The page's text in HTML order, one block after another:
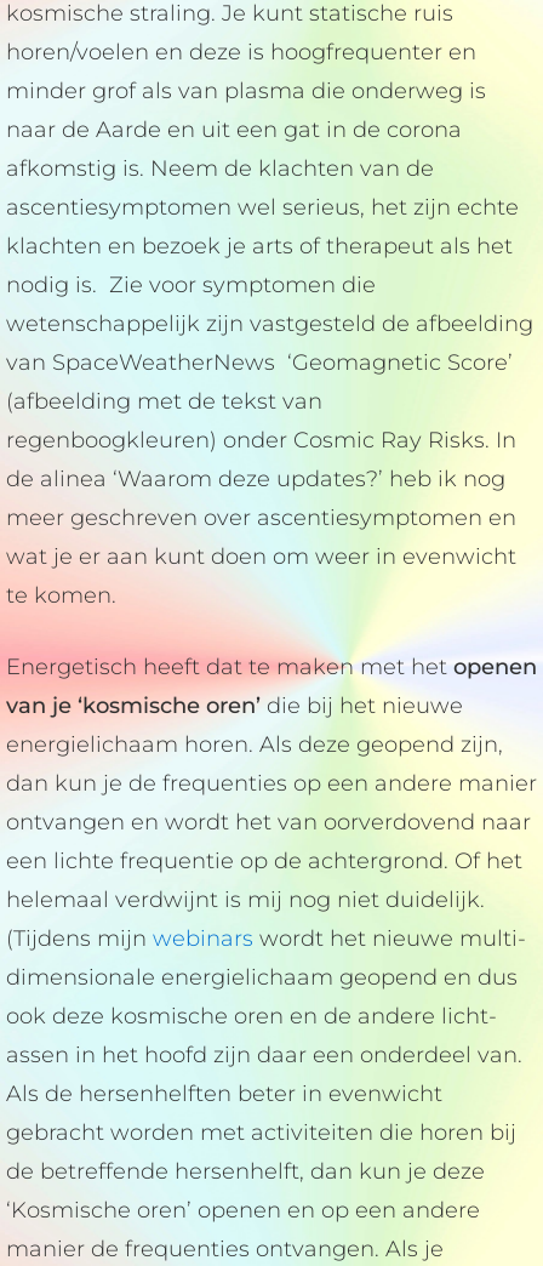
kosmische straling. Je kunt statische ruis
horen/voelen en deze is hoogfrequenter en
minder grof als van plasma die onderweg is
naar de Aarde en uit een gat in de corona
afkomstig is. Neem de klachten van de
ascentiesymptomen wel serieus, het zijn echte
klachten en bezoek je arts of therapeut als het
nodig is. Zie voor symptomen die
wetenschappelijk zijn vastgesteld de afbeelding
van SpaceWeatherNews ‘Geomagnetic Score’
(afbeelding met de tekst van
regenboogkleuren) onder Cosmic Ray Risks. In
de alinea ‘Waarom deze updates?’ heb ik nog
meer geschreven over ascentiesymptomen en
wat je er aan kunt doen om weer in evenwicht
te komen.
Energetisch heeft dat te maken met het openen
van je ‘kosmische oren’ die bij het nieuwe
energielichaam horen. Als deze geopend zijn,
dan kun je de frequenties op een andere manier
ontvangen en wordt het van oorverdovend naar
een lichte frequentie op de achtergrond. Of het
helemaal verdwijnt is mij nog niet duidelijk.
(Tijdens mijn webinars wordt het nieuwe multi-
dimensionale energielichaam geopend en dus
ook deze kosmische oren en de andere licht-
assen in het hoofd zijn daar een onderdeel van.
Als de hersenhelften beter in evenwicht
gebracht worden met activiteiten die horen bij
de betreffende hersenhelft, dan kun je deze
‘Kosmische oren’ openen en op een andere
manier de frequenties ontvangen. Als je